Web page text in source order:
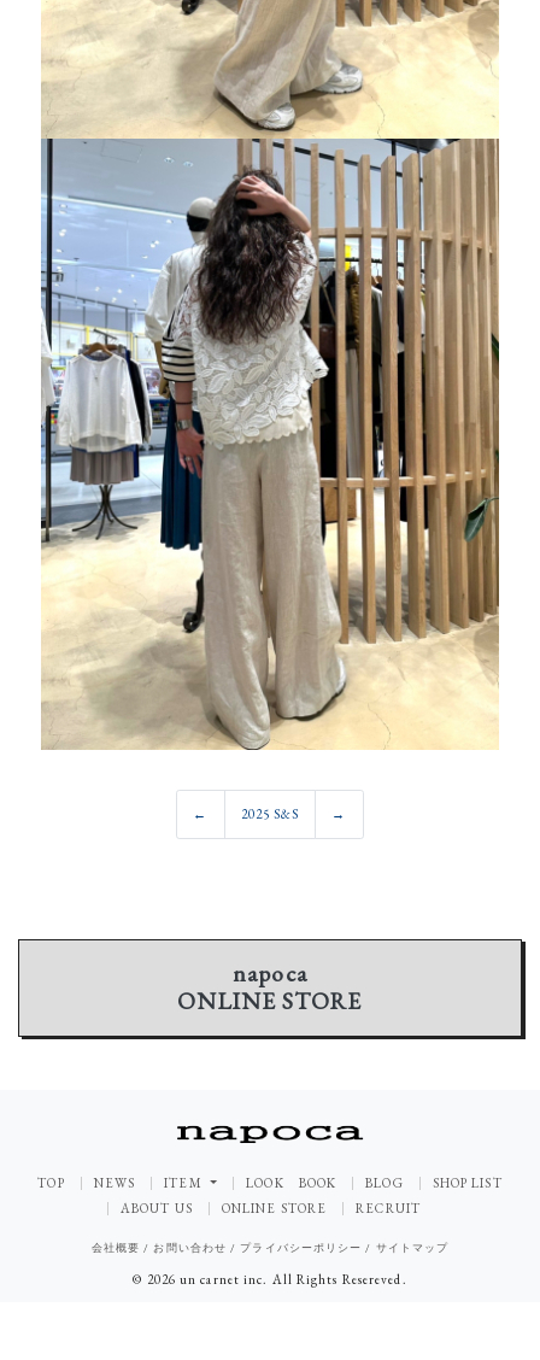
← 2025 S&S →
napoca
ONLINE STORE
TOP NEWS ITEM LOOK BOOK BLOG
SHOP LIST
ABOUT US
ONLINE STORE RECRUIT
会社概要 /お問い合わせ / プライバシーポリシー / サイトマップ
© 2026 un carnet inc. All Rights Resereved.